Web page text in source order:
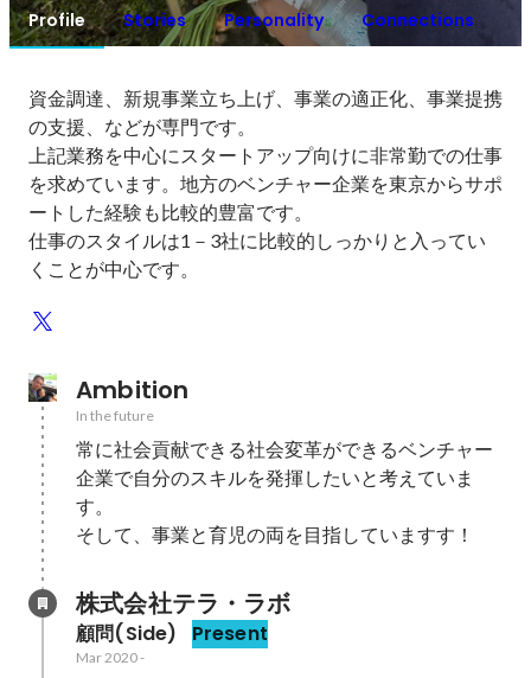
Profile Stories Personality Connections
資金調達、新規事業立ち上げ、事業の適正化、事業提携
の支援、などが専門です。
上記業務を中心にスタートアップ向けに非常勤での仕事
を求めています。地方のベンチャー企業を東京からサポ
ートした経験も比較的豊富です。
仕事のスタイルは1－3社に比較的しっかりと入ってい
くことが中心です。
Ambition
In the future
常に社会貢献できる社会変革ができるベンチャー
企業で自分のスキルを発揮したいと考えていま
す。
そして、事業と育児の両を目指していますす！
株式会社テラ・ラボ
顧問(Side) Present
Mar 2020-